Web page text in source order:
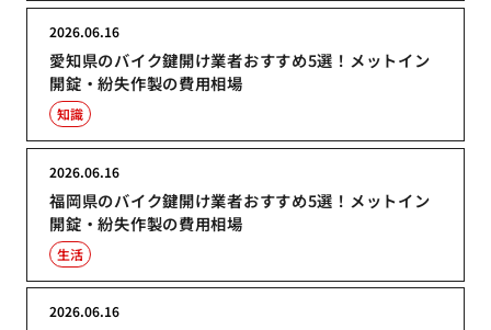
愛知県のバイク鍵開け業者おすすめ5選！メットイン
開錠・紛失作製の費用相場
2026.06.16
知識
福岡県のバイク鍵開け業者おすすめ5選！メットイン
開錠・紛失作製の費用相場
2026.06.16
生活
2026.06.16